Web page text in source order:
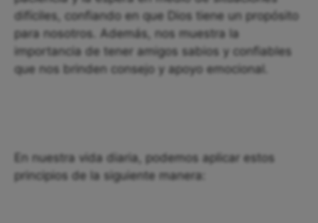
difíciles, confiando en que Dios tiene un propósito
para nosotros. Además, nos muestra la
importancia de tener amigos sabios y confiables
que nos brinden consejo y apoyo emocional.
En nuestra vida diaria, podemos aplicar estos
principios de la siguiente manera: